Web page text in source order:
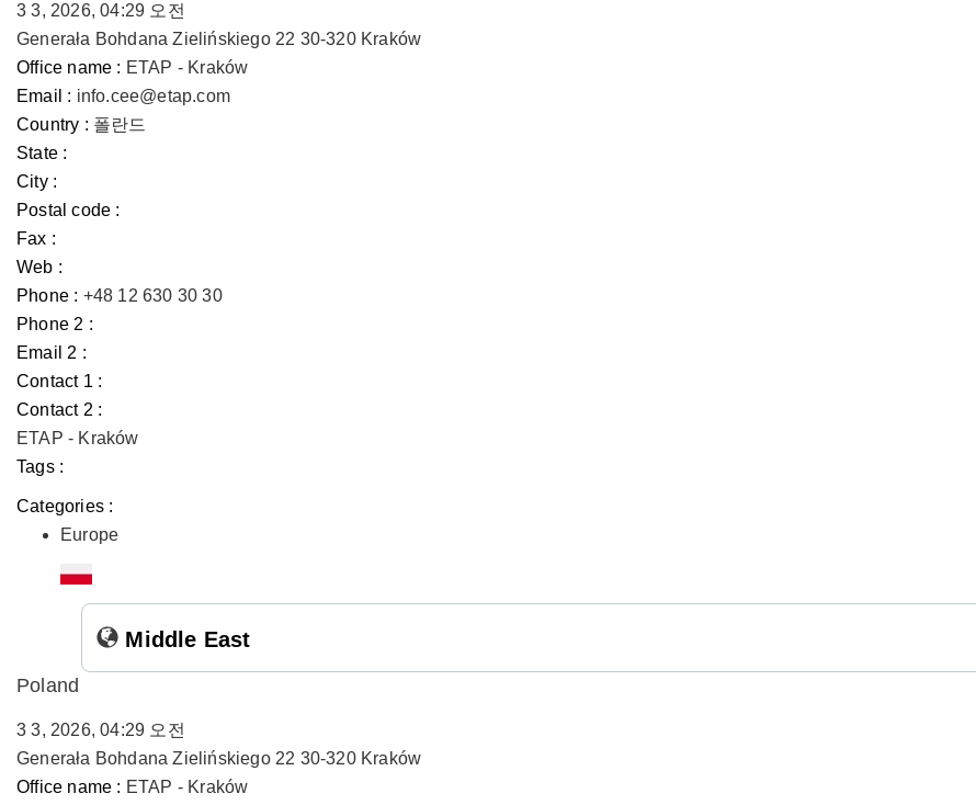
3 3, 2026, 04:29 오전
Generała Bohdana Zielińskiego 22 30-320 Kraków
Office name : ETAP - Kraków
Email : info.cee@etap.com
Country : 폴란드
State :
City :
Postal code :
Fax :
Web :
Phone : +48 12 630 30 30
Phone 2 :
Email 2 :
Contact 1 :
Contact 2 :
ETAP - Kraków
Tags :
Categories :
Europe
Middle East
Poland
3 3, 2026, 04:29 오전
Generała Bohdana Zielińskiego 22 30-320 Kraków
Office name : ETAP - Kraków